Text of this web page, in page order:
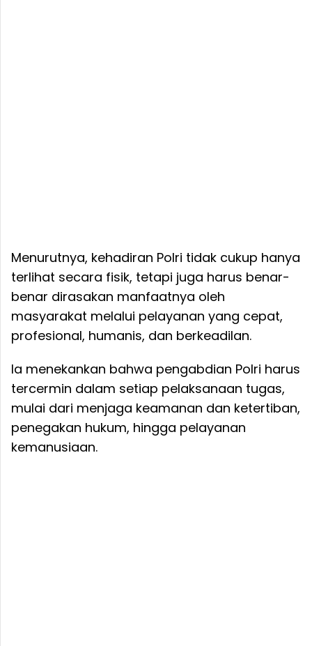
Menurutnya, kehadiran Polri tidak cukup hanya
terlihat secara fisik, tetapi juga harus benar-
benar dirasakan manfaatnya oleh
masyarakat melalui pelayanan yang cepat,
profesional, humanis, dan berkeadilan.
Ia menekankan bahwa pengabdian Polri harus
tercermin dalam setiap pelaksanaan tugas,
mulai dari menjaga keamanan dan ketertiban,
penegakan hukum, hingga pelayanan
kemanusiaan.